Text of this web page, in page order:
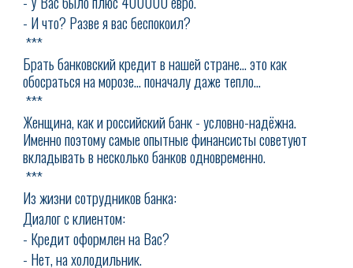
- И что? Разве я вас беспокоил?
***
Брать банковский кредит в нашей стране... это как
обосраться на морозе... поначалу даже тепло...
***
Женщина, как и российский банк - условно-надёжна.
Именно поэтому самые опытные финансисты советуют
вкладывать в несколько банков одновременно.
***
Из жизни сотрудников банка:
Диалог с клиентом:
- Кредит оформлен на Вас?
- Нет, на холодильник.